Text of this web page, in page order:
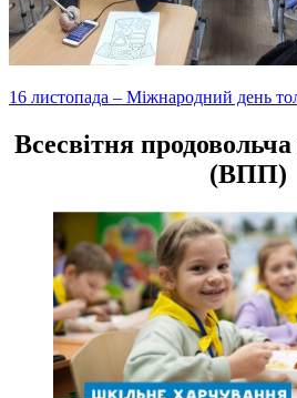
Навігація
записів
16 листопада – Міжнародний день
Всесвітня
(ВПП)